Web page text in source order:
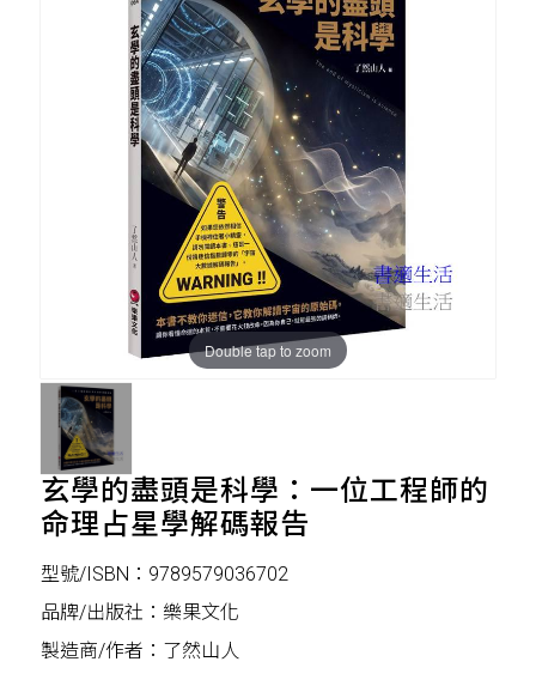
Double tap to zoom
玄學的盡頭是科學：一位工程師的
命理占星學解碼報告
型號/ISBN：9789579036702
品牌/出版社：樂果文化
製造商/作者：了然山人